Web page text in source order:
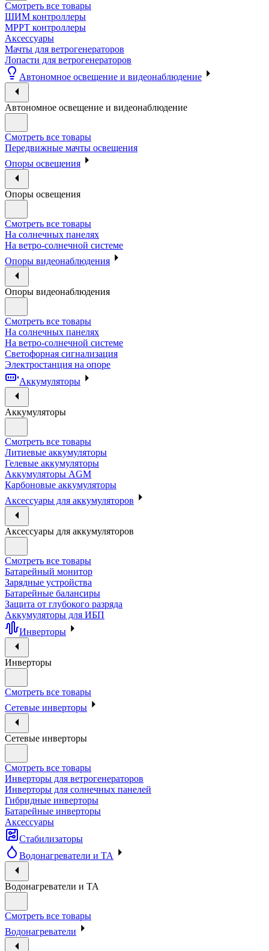
Смотреть все товары
ШИМ контроллеры
МРРТ контроллеры
Аксессуары
Мачты для ветрогенераторов
Лопасти для ветрогенераторов
Автономное освещение и видеонаблюдение
Автономное освещение и видеонаблюдение
Смотреть все товары
Передвижные мачты освещения
Опоры освещения
Опоры освещения
Смотреть все товары
На солнечных панелях
На ветро-солнечной системе
Опоры видеонаблюдения
Опоры видеонаблюдения
Смотреть все товары
На солнечных панелях
На ветро-солнечной системе
Светофорная сигнализация
Электростанция на опоре
Аккумуляторы
Аккумуляторы
Смотреть все товары
Литиевые аккумуляторы
Гелевые аккумуляторы
Аккумуляторы AGM
Карбоновые аккумуляторы
Аксессуары для аккумуляторов
Аксессуары для аккумуляторов
Смотреть все товары
Батарейный монитор
Зарядные устройства
Батарейные балансиры
Защита от глубокого разряда
Аккумуляторы для ИБП
Инверторы
Инверторы
Смотреть все товары
Сетевые инверторы
Сетевые инверторы
Смотреть все товары
Инверторы для ветрогенераторов
Инверторы для солнечных панелей
Гибридные инверторы
Батарейные инверторы
Аксессуары
Стабилизаторы
Водонагреватели и ТА
Водонагреватели и ТА
Смотреть все товары
Водонагреватели